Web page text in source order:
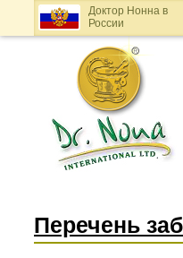
Доктор Нонна в
России
Перечень